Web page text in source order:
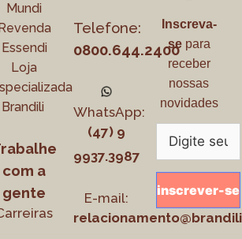
Mundi
Essendi
Loja
Brandili
com a
gente
Telefone:
0800.644.2400
WhatsApp:
(47) 9
9937.3987
E-mail:
Inscreva-
separa
receber
nossas
novidades